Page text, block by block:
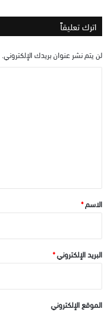
اترك تعليقاً
لن يتم نشر عنوان بريدك الإلكتروني.
*الاسم*
البريد الإلكتروني*
الموقع الإلكتروني